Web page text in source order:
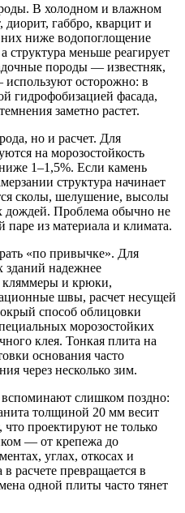
В холодном и влажном
диорит, габбро, кварцит и
ниже водопоглощение
структура меньше реагирует
породы — известняк,
осторожно: в
гидрофобизацией фасада,
заметно растет.
но и расчет. Для
на морозостойкость
1–1,5%. Если камень
структура начинает
сколы, шелушение, высолы
дождей. Проблема обычно не
из материала и климата.
«по привычке». Для
надежнее
кляммеры и крюки,
швы, расчет несущей
способ облицовки
морозостойких
клея. Тонкая плита на
основания часто
через несколько зим.
слишком поздно:
толщиной 20 мм весит
проектируют не только
— от крепежа до
углах, откосах и
расчете превращается в
одной плиты часто тянет